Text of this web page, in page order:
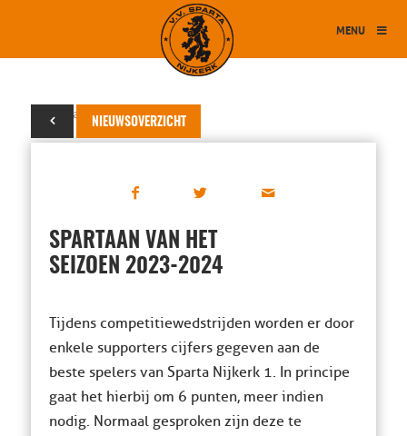
MENU
NIEUWSOVERZICHT
14 januari 2024
SPARTAAN VAN HET
SEIZOEN 2023-2024
Tijdens competitiewedstrijden worden er door
enkele supporters cijfers gegeven aan de
beste spelers van Sparta Nijkerk 1. In principe
gaat het hierbij om 6 punten, meer indien
nodig. Normaal gesproken zijn deze te